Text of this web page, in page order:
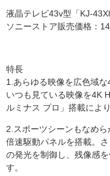
液晶テレビ43v型「KJ-
ソニーストア販売価格：
特長
1.あらゆる映像を広色域な
いつも見ている映像を4K
ルミナス プロ」搭載によ
2.スポーツシーンもなめら
倍速駆動パネルを搭載。
の発光を制御し、残像感
す。